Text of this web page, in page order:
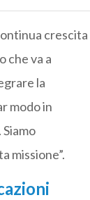
crescita
che va a
la
modo in
missione”.